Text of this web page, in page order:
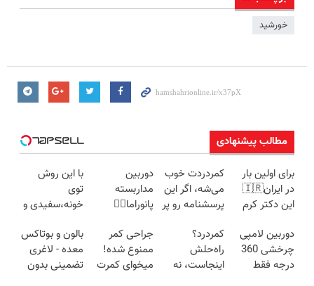
خورشید
مطالب پیشنهادی
برای اولین بار
در ایران🇮🇷
این دکتر کرم
روزه ساخت!
کمردردت خوب
می‌شه، اگر این
پرسشنامه رو پر
دوربین
مداربسته
پانوراما👈🏻
360°و سازگار با
اندروید و ios
با این روش
توی
خونه،سفیدی و
برگردون
(40%off)
دوربین لامپی
چرخشی 360
درجه فقط
کمردرد؟
راه‌حلش
اینجاست، نه
جراحی کمر
ممنوع شده!
میخوای کمرت
بالون و بوتاکس
معده - لاغری
تضمینی بدون